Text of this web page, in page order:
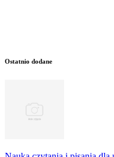
Ostatnio dodane